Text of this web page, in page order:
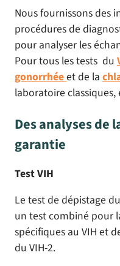
Nous fournissons des
procédures de
pour analyser les
Pour tous les tests du
gonorrhéeet de la
laboratoire classiques,
Des analyses de
garantie
Test VIH
Le test de dépistage
un test combiné pour
spécifiques au VIH et
du VIH-2.